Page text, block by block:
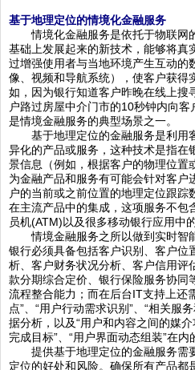
基于地理定位的情境化金融服务
情境化金融服务是依托于物联网
基础上发展起来的新技术，能够将真
过增强使用者与当地环境产生互动的
像、视频和导航系统），使客户获得
如，因为银行知道客户昨晚在线上搜
户路过房屋中介门市的10秒钟内向
是情境金融服务的典型场景之一。
基于地理定位的金融服务是利用
异化的产品或服务，这种技术是指在
景信息（例如，根据客户的物理位置
为金融产品和服务有可能会针对客户
户的当前或之前位置的地理定位跟踪
在主流产品中的集成，这项服务不包
员机(ATM)以及很多移动银行应用中
情境金融服务之所以做到实时智
银行必须具备包括客户识别、客户位
析、客户财务状况分析、客户信用评
款分期综合定价、银行保险服务协同
流程整合能力；而在后台IT支持上还
点”、“用户行动需求识别”、“相关服
据分析，以及“用户和内容之间的媒
完成目标”、“用户界面动态组装”在内
提供基于地理定位的金融服务需
定位的好处和风险。确保所有产品都